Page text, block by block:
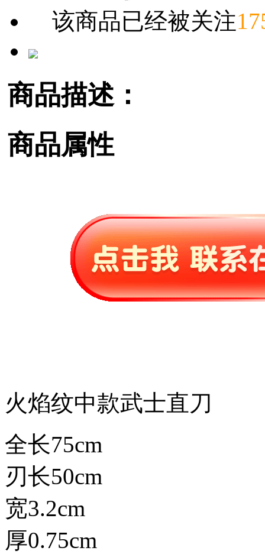
该商品已经被关注
商品描述：
商品属性
火焰纹中款武士直刀
全长75cm
刃长50cm
宽3.2cm
厚0.75cm